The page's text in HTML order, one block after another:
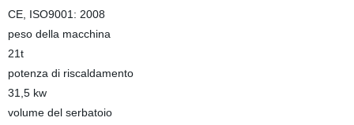
CE, ISO9001: 2008
peso della macchina
21t
potenza di riscaldamento
31,5 kw
volume del serbatoio